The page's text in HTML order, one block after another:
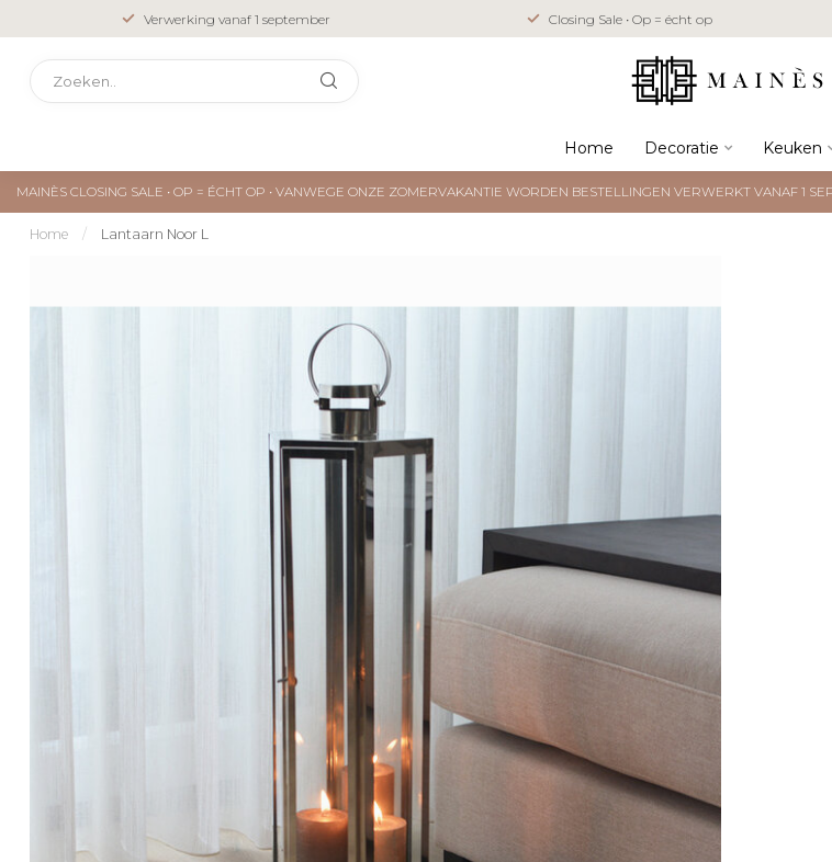
Verwerking vanaf 1 september Closing Sale • Op = écht op
Home Decoratie Keuken
MAINÈS CLOSING SALE • OP = ÉCHT OP • VANWEGE ONZE ZOMERVAKANTIE WORDEN BESTELLINGEN VERWERKT VANAF 1
Home / Lantaarn Noor L